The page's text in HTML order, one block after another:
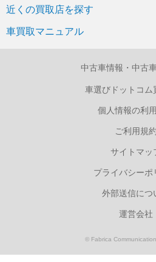
近くの買取店を探す
車買取マニュアル
中古車情報・中古
車選びドットコム
個人情報の利
ご利用規約
サイトマッ
プライバシーポ
外部送信につ
運営会社
© Fabrica